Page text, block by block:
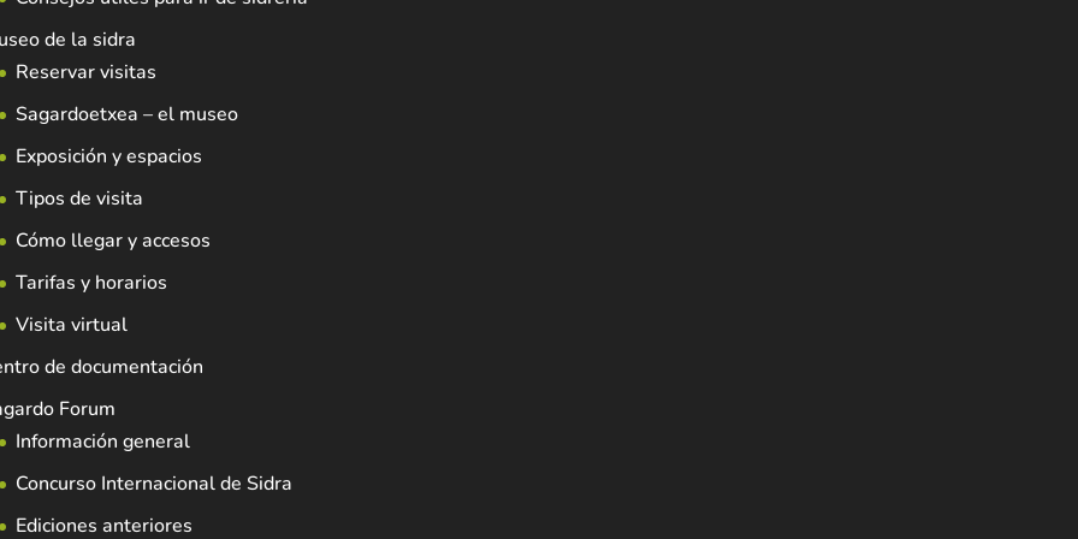
de la sidra
Reservar visitas
Sagardoetxea – el museo
Exposición y espacios
Tipos de visita
Cómo llegar y accesos
Tarifas y horarios
Visita virtual
de documentación
Forum
Información general
Concurso Internacional de Sidra
Ediciones anteriores